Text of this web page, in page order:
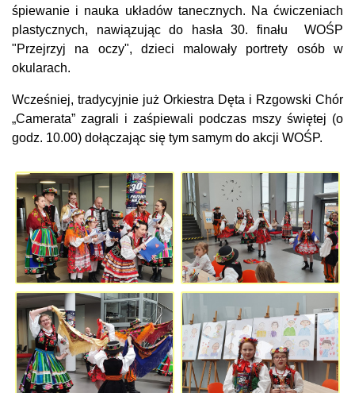
śpiewanie i nauka układów tanecznych. Na ćwiczeniach
plastycznych, nawiązując do hasła 30. finału WOŚP
"Przejrzyj na oczy", dzieci malowały portrety osób w
okularach.
Wcześniej, tradycyjnie już Orkiestra Dęta i Rzgowski Chór
„Camerata” zagrali i zaśpiewali podczas mszy świętej (o
godz. 10.00) dołączając się tym samym do akcji WOŚP.